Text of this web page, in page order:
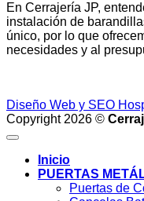
En Cerrajería JP,
instalación de
único, por lo que
necesidades y al
Diseño Web y SEO
Copyright 2026 ©
Inicio
PUERTAS
Puertas de